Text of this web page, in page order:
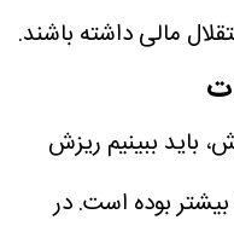
مالی داشته باشند.
باید ببینیم ریزش
بوده است. در